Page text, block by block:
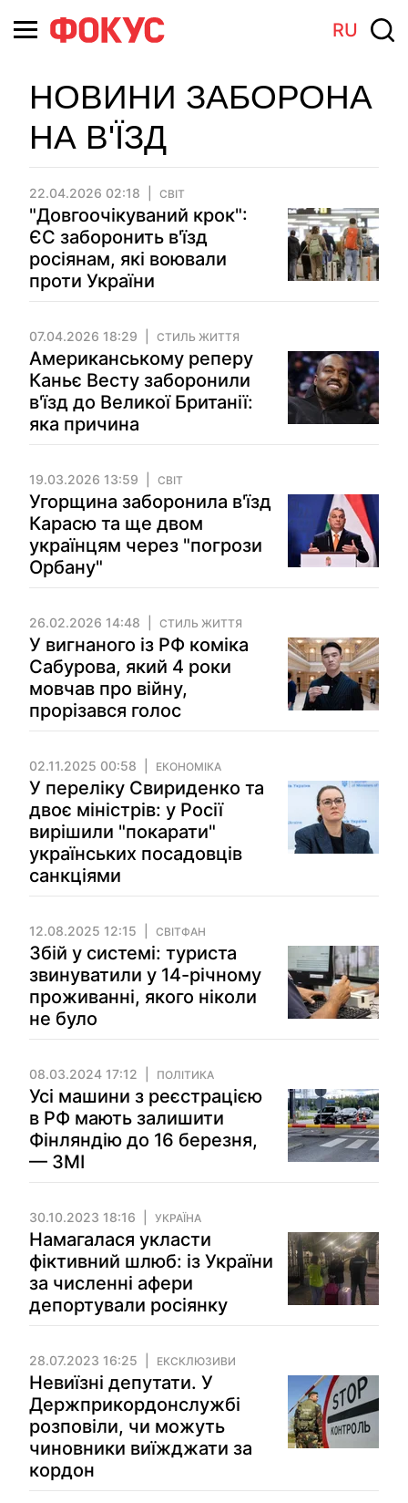
RU
НОВИНИ ЗАБОРОНА
НА В'ЇЗД
22.04.2026 02:18 СВІТ
"Довгоочікуваний крок":
ЄС заборонить в'їзд
росіянам, які воювали
проти України
07.04.2026 18:29 СТИЛЬ ЖИТТЯ
Американському реперу
Каньє Весту заборонили
в'їзд до Великої Британії:
яка причина
19.03.2026 13:59 СВІТ
Угорщина заборонила в'їзд
Карасю та ще двом
українцям через "погрози
Орбану"
26.02.2026 14:48 СТИЛЬ ЖИТТЯ
У вигнаного із РФ коміка
Сабурова, який 4 роки
мовчав про війну,
прорізався голос
02.11.2025 00:58 ЕКОНОМІКА
У переліку Свириденко та
двоє міністрів: у Росії
вирішили "покарати"
українських посадовців
санкціями
12.08.2025 12:15 СВІТФАН
Збій у системі: туриста
звинуватили у 14-річному
проживанні, якого ніколи
не було
08.03.2024 17:12 ПОЛІТИКА
Усі машини з реєстрацією
в РФ мають залишити
Фінляндію до 16 березня,
— ЗМІ
30.10.2023 18:16 УКРАЇНА
Намагалася укласти
фіктивний шлюб: із України
за численні афери
депортували росіянку
28.07.2023 16:25 ЕКСКЛЮЗИВИ
Невиїзні депутати. У
Держприкордонслужбі
розповіли, чи можуть
чиновники виїжджати за
кордон